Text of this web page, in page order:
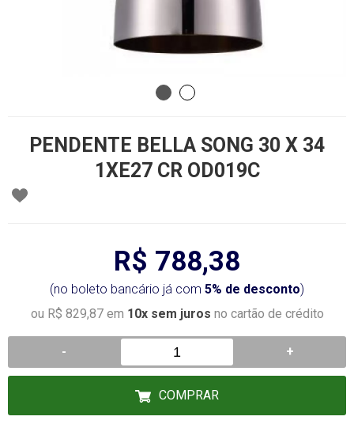
PENDENTE BELLA SONG 30 X 34
1XE27 CR OD019C
R$ 788,38
(no boleto bancário já com 5% de desconto)
ou R$ 829,87 em 10x sem juros no cartão de crédito
- +
COMPRAR